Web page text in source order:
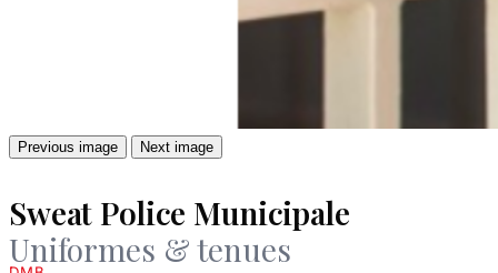
Previous image Next image
Sweat Police Municipale
Uniformes & tenues